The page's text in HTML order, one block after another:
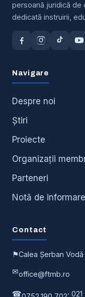
persoană juridică de
dedicată instruirii,
Navigare
Despre noi
Știri
Proiecte
Organizații
Parteneri
Notă de
Contact
⚑Calea Șerban
✉office@ftmb.ro
☎ ·